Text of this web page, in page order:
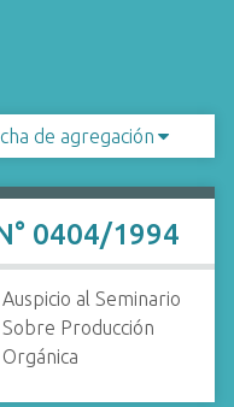
de agregación
0404/1994
Auspicio al Seminario
Sobre Producción
Orgánica